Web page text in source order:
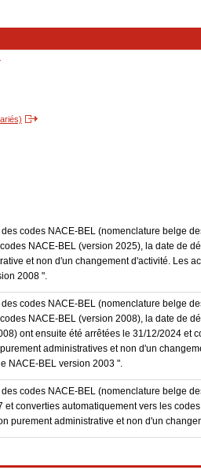
codes NACE-BEL (nomenclature belge
NACE-BEL (version 2025), la date de
et non d'un changement d'activité. Les
2008 ".
codes NACE-BEL (nomenclature belge
NACE-BEL (version 2008), la date de
ont ensuite été arrêtées le 31/12/2024 et
administratives et non d'un
NACE-BEL version 2003 ".
codes NACE-BEL (nomenclature belge
converties automatiquement vers les
purement administrative et non d'un